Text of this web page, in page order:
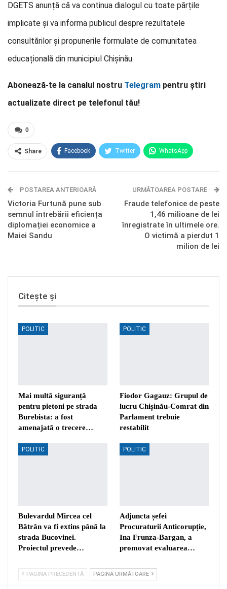
DGETS anunță că va continua dialogul cu toate părțile
implicate și va informa publicul despre rezultatele
consultărilor și propunerile formulate de comunitatea
educațională din municipiul Chișinău.
Abonează-te la canalul nostru Telegram pentru știri
actualizate direct pe telefonul tău!
0
Share Facebook Twitter WhatsApp
Telegram OK.ru
POSTAREA ANTERIOARĂ
Victoria Furtună pune sub
semnul întrebării eficiența
diplomației economice a
Maiei Sandu
URMĂTOAREA POSTARE
Fraude telefonice de peste
1,46 milioane de lei
înregistrate în ultimele ore.
O victimă a pierdut 1
milion de lei
Citește și
POLITIC
Mai multă siguranță
pentru pietoni pe strada
Burebista: a fost
amenajată o trecere…
POLITIC
Fiodor Gagauz: Grupul de
lucru Chișinău-Comrat din
Parlament trebuie
restabilit
POLITIC
Bulevardul Mircea cel
Bătrân va fi extins până la
strada Bucovinei.
Proiectul prevede…
POLITIC
Adjuncta șefei
Procuraturii Anticorupție,
Ina Frunza-Bargan, a
promovat evaluarea…
PAGINA PRECEDENTĂ PAGINA URMĂTOARE